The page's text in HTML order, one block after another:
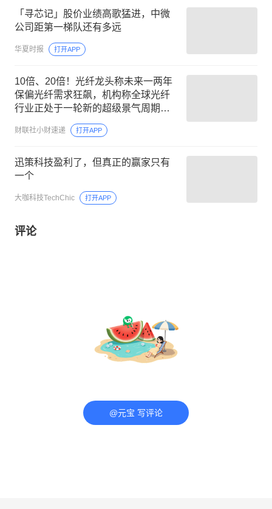
「寻芯记」股价业绩高歌猛进，中微
公司距第一梯队还有多远
华夏时报 打开APP
10倍、20倍！光纤龙头称未来一两年
保偏光纤需求狂飙，机构称全球光纤
行业正处于一轮新的超级景气周期起
财联社小财速递 打开APP
迅策科技盈利了，但真正的赢家只有
一个
大咖科技TechChic 打开APP
评论
@元宝 写评论